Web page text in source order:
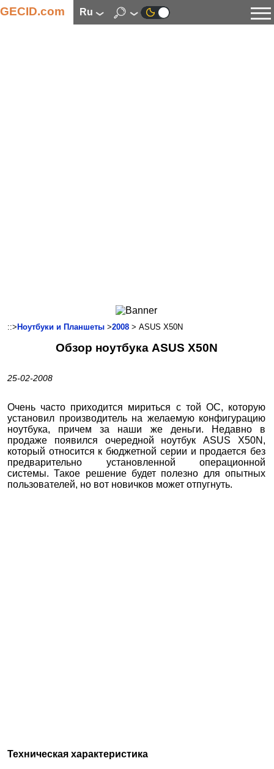
GECID.com ru
Смартфоны
Коммуникации
Автоэлектроника
::> Ноутбуки и Планшеты >2008 > ASUS X50N
Обзор ноутбука ASUS X50N
25-02-2008
Очень часто приходится мириться с той ОС, которую
установил производитель на желаемую конфигурацию
ноутбука, причем за наши же деньги. Недавно в
продаже появился очередной ноутбук ASUS X50N,
который относится к бюджетной серии и продается без
предварительно установленной операционной
системы. Такое решение будет полезно для опытных
пользователей, но вот новичков может отпугнуть.
Техническая характеристика